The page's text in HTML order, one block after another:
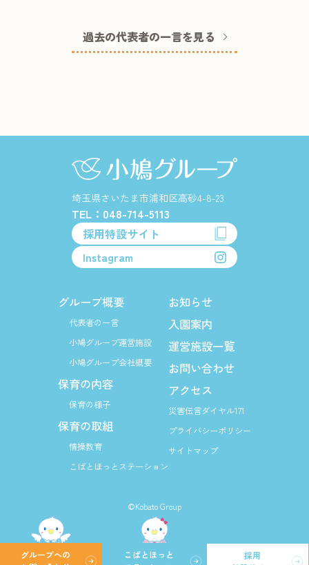
グループへの
こばとほっと
採用
過去の代表者の一言を見る
埼玉県さいたま市浦和区高砂4-8-23
TEL：048-714-5113
採用特設サイト
Instagram
グループ概要
代表者の一言
小鳩グループ運営施設
小鳩グループ会社概要
保育の内容
保育の様子
保育の取組
情操教育
こばとほっとステーション
お知らせ
入園案内
運営施設一覧
お問い合わせ
アクセス
災害伝言ダイヤル171
プライバシーポリシー
サイトマップ
©Kobato Group